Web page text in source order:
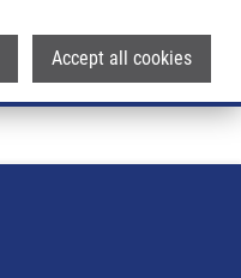
Accept all cookies